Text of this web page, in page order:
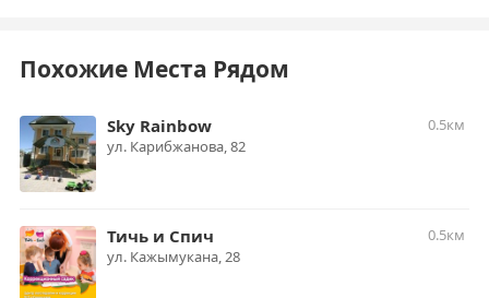
Похожие Места Рядом
Sky Rainbow
0.5км
ул. Карибжанова, 82
Тичь и Спич
0.5км
ул. Кажымукана, 28